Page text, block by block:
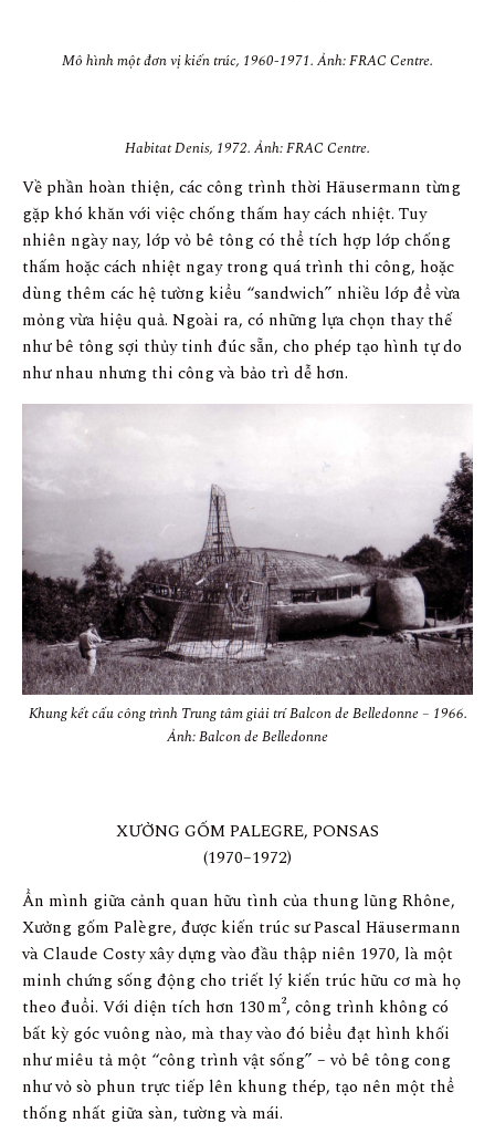
Mô hình một đơn vị kiến trúc, 1960-1971. Ảnh: FRAC Centre.
Habitat Denis, 1972. Ảnh: FRAC Centre.
Về phần hoàn thiện, các công trình thời Häusermann từng
gặp khó khăn với việc chống thấm hay cách nhiệt. Tuy
nhiên ngày nay, lớp vỏ bê tông có thể tích hợp lớp chống
thấm hoặc cách nhiệt ngay trong quá trình thi công, hoặc
dùng thêm các hệ tường kiểu “sandwich” nhiều lớp để vừa
mỏng vừa hiệu quả. Ngoài ra, có những lựa chọn thay thế
như bê tông sợi thủy tinh đúc sẵn, cho phép tạo hình tự do
như nhau nhưng thi công và bảo trì dễ hơn.
Khung kết cấu công trình Trung tâm giải trí Balcon de Belledonne – 1966.
Ảnh: Balcon de Belledonne
XƯỞNG GỐM PALEGRE, PONSAS
(1970–1972)
Ẩn mình giữa cảnh quan hữu tình của thung lũng Rhône,
Xưởng gốm Palègre, được kiến trúc sư Pascal Häusermann
và Claude Costy xây dựng vào đầu thập niên 1970, là một
minh chứng sống động cho triết lý kiến trúc hữu cơ mà họ
theo đuổi. Với diện tích hơn 130 m², công trình không có
bất kỳ góc vuông nào, mà thay vào đó biểu đạt hình khối
như miêu tả một “công trình vật sống” – vỏ bê tông cong
như vỏ sò phun trực tiếp lên khung thép, tạo nên một thể
thống nhất giữa sàn, tường và mái.